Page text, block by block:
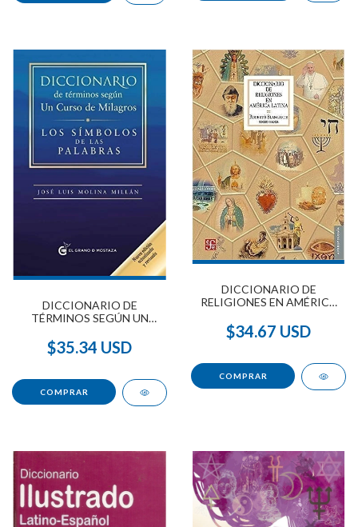
DICCIONARIO DE
TÉRMINOS SEGÚN UN
$35.34 USD
DICCIONARIO DE
RELIGIONES EN AMÉRICA
$34.67 USD